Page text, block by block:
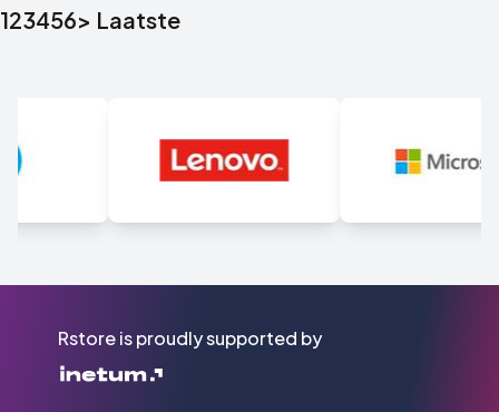
123456> Laatste
Rstore is proudly supported by